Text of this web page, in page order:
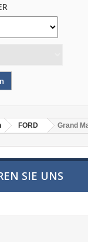
FORD Grand
SIE UNS